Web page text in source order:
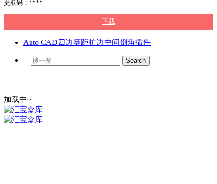
提取码：****
下载
Auto CAD四边等距扩边中间倒角插件
加载中~